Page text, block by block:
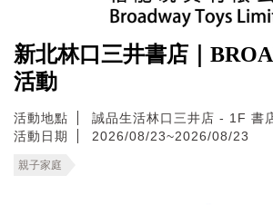
新北林口三井書店｜
活動
活動地點
誠品生活林口三井店 - 1F 書
活動日期
2026/08/23~2026/08/23
親子家庭